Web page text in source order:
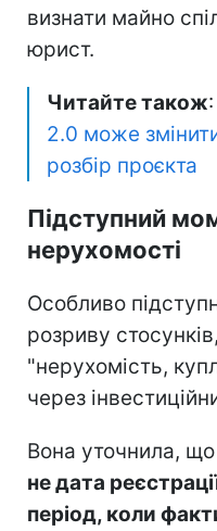
визнати майно
юрист.
Читайте також:
2.0 може
розбір проєкта
Підступний
нерухомості
Особливо
розриву
"нерухомість,
через
Вона уточнила,
не дата
період, коли